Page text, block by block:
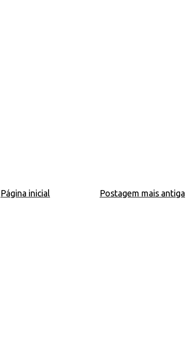
Postagem mais antiga
Página inicial